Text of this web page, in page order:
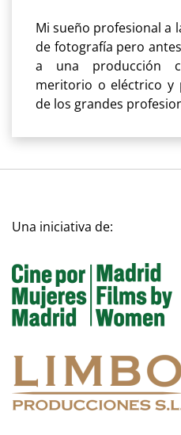
Mi sueño profesional a
de fotografía pero
a una producción
meritorio o eléctrico y
de los grandes
Una iniciativa de: